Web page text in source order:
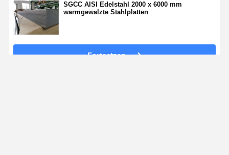
SGCC AISI Edelstahl 2000 x 6000 mm
warmgewalzte Stahlplatten
Fortsetzen